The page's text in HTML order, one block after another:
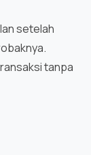
setelah
tanpa